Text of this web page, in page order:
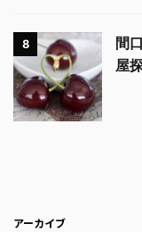
8
間
屋
アーカイブ